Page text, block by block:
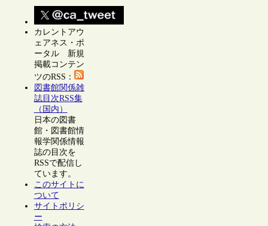
カレントアウ
ェアネス・ポ
ータル 新規
掲載コンテン
ツのRSS：
図書館関係雑
誌目次RSS集
（国内）
日本の図書
館・図書館情
報学関係情報
誌の目次を
RSSで配信し
ています。
このサイトに
ついて
サイトポリシ
ー